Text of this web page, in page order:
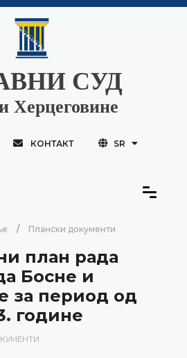
СУД
Херцеговине
КОНТАКТ SR
Плански документи
план рада
Босне и
за период од
године